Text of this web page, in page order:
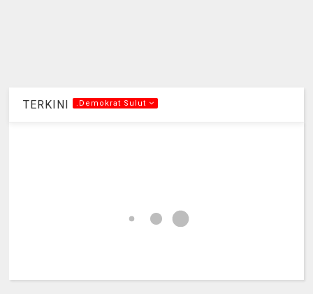
TERKINI .Demokrat Sulut